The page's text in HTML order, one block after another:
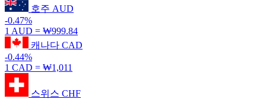
호주 AUD
-0.47%
1 AUD = ₩999.84
캐나다 CAD
-0.44%
1 CAD = ₩1,011
스위스 CHF